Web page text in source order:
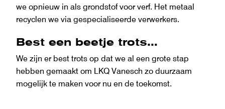
we opnieuw in als grondstof voor verf. Het metaal
recyclen we via gespecialiseerde verwerkers.
Best een beetje trots…
We zijn er best trots op dat we al een grote stap
hebben gemaakt om LKQ Vanesch zo duurzaam
mogelijk te maken voor nu en de toekomst.